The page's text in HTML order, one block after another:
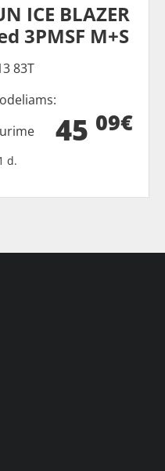
ICE BLAZER
3PMSF M+S
83T
45 09€
d.